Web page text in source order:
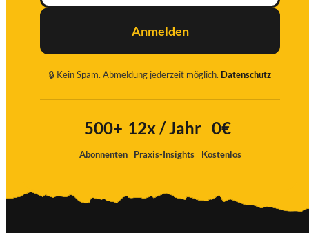
Anmelden
Ich
🔒 Kein Spam. Abmeldung jederzeit möglich. Datenschutz
500+
Abonnenten
12x / Jahr
Praxis-Insights
0€
Kostenlos